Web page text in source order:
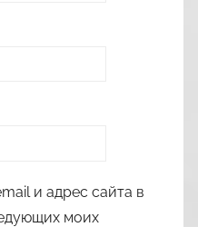
и адрес сайта в
моих